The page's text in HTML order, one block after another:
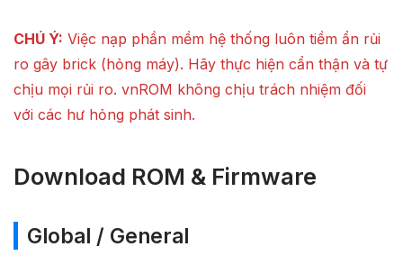
CHÚ Ý: Việc nạp phần mềm hệ thống luôn tiềm ẩn rủi
ro gây brick (hỏng máy). Hãy thực hiện cẩn thận và tự
chịu mọi rủi ro. vnROM không chịu trách nhiệm đối
với các hư hỏng phát sinh.
Download ROM & Firmware
Global / General